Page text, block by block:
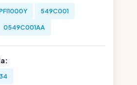
549C001
0549C001AA